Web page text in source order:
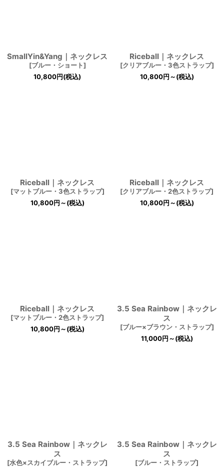
SmallYin&Yang｜ネックレス
[ブルー・ショート]
10,800円(税込)
Riceball｜ネックレス
[クリアブルー・3色ストラップ]
10,800円～(税込)
Riceball｜ネックレス
[マットブルー・3色ストラップ]
10,800円～(税込)
Riceball｜ネックレス
[クリアブルー・2色ストラップ]
10,800円～(税込)
Riceball｜ネックレス
[マットブルー・2色ストラップ]
10,800円～(税込)
3.5 Sea Rainbow｜ネックレ
ス
[ブルー×ブラウン・ストラップ]
11,000円～(税込)
3.5 Sea Rainbow｜ネックレ
ス
[水色×スカイブルー・ストラップ]
3.5 Sea Rainbow｜ネックレ
ス
[ブルー・ストラップ]